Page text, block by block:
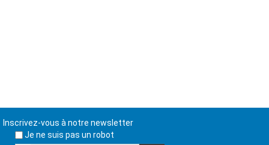
Inscrivez-vous à notre newsletter
Je ne suis pas un robot